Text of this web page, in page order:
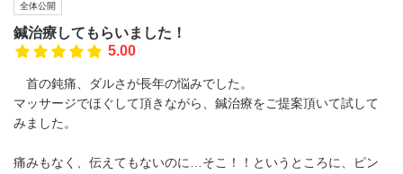
全体公開
鍼治療してもらいました！
5.00
首の鈍痛、ダルさが長年の悩みでした。
マッサージでほぐして頂きながら、鍼治療をご提案頂いて試して
みました。
痛みもなく、伝えてもないのに…そこ！！というところに、ピン